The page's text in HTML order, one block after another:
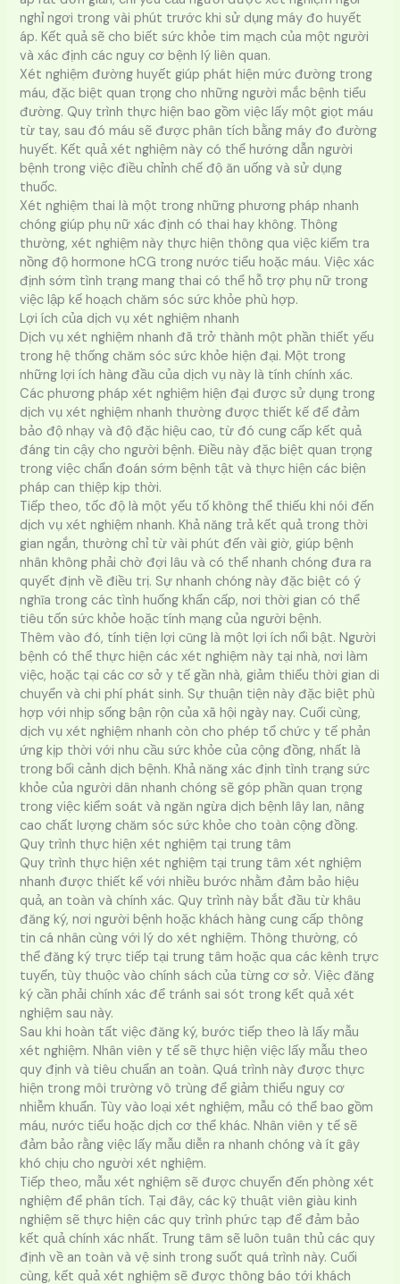
nghỉ ngơi trong vài phút trước khi sử dụng máy đo huyết
áp. Kết quả sẽ cho biết sức khỏe tim mạch của một người
và xác định các nguy cơ bệnh lý liên quan.
Xét nghiệm đường huyết giúp phát hiện mức đường trong
máu, đặc biệt quan trọng cho những người mắc bệnh tiểu
đường. Quy trình thực hiện bao gồm việc lấy một giọt máu
từ tay, sau đó máu sẽ được phân tích bằng máy đo đường
huyết. Kết quả xét nghiệm này có thể hướng dẫn người
bệnh trong việc điều chỉnh chế độ ăn uống và sử dụng
thuốc.
Xét nghiệm thai là một trong những phương pháp nhanh
chóng giúp phụ nữ xác định có thai hay không. Thông
thường, xét nghiệm này thực hiện thông qua việc kiểm tra
nồng độ hormone hCG trong nước tiểu hoặc máu. Việc xác
định sớm tình trạng mang thai có thể hỗ trợ phụ nữ trong
việc lập kế hoạch chăm sóc sức khỏe phù hợp.
Lợi ích của dịch vụ xét nghiệm nhanh
Dịch vụ xét nghiệm nhanh đã trở thành một phần thiết yếu
trong hệ thống chăm sóc sức khỏe hiện đại. Một trong
những lợi ích hàng đầu của dịch vụ này là tính chính xác.
Các phương pháp xét nghiệm hiện đại được sử dụng trong
dịch vụ xét nghiệm nhanh thường được thiết kế để đảm
bảo độ nhạy và độ đặc hiệu cao, từ đó cung cấp kết quả
đáng tin cậy cho người bệnh. Điều này đặc biệt quan trọng
trong việc chẩn đoán sớm bệnh tật và thực hiện các biện
pháp can thiệp kịp thời.
Tiếp theo, tốc độ là một yếu tố không thể thiếu khi nói đến
dịch vụ xét nghiệm nhanh. Khả năng trả kết quả trong thời
gian ngắn, thường chỉ từ vài phút đến vài giờ, giúp bệnh
nhân không phải chờ đợi lâu và có thể nhanh chóng đưa ra
quyết định về điều trị. Sự nhanh chóng này đặc biệt có ý
nghĩa trong các tình huống khẩn cấp, nơi thời gian có thể
tiêu tốn sức khỏe hoặc tính mạng của người bệnh.
Thêm vào đó, tính tiện lợi cũng là một lợi ích nổi bật. Người
bệnh có thể thực hiện các xét nghiệm này tại nhà, nơi làm
việc, hoặc tại các cơ sở y tế gần nhà, giảm thiểu thời gian di
chuyển và chi phí phát sinh. Sự thuận tiện này đặc biệt phù
hợp với nhịp sống bận rộn của xã hội ngày nay. Cuối cùng,
dịch vụ xét nghiệm nhanh còn cho phép tổ chức y tế phản
ứng kịp thời với nhu cầu sức khỏe của cộng đồng, nhất là
trong bối cảnh dịch bệnh. Khả năng xác định tình trạng sức
khỏe của người dân nhanh chóng sẽ góp phần quan trọng
trong việc kiểm soát và ngăn ngừa dịch bệnh lây lan, nâng
cao chất lượng chăm sóc sức khỏe cho toàn cộng đồng.
Quy trình thực hiện xét nghiệm tại trung tâm
Quy trình thực hiện xét nghiệm tại trung tâm xét nghiệm
nhanh được thiết kế với nhiều bước nhằm đảm bảo hiệu
quả, an toàn và chính xác. Quy trình này bắt đầu từ khâu
đăng ký, nơi người bệnh hoặc khách hàng cung cấp thông
tin cá nhân cùng với lý do xét nghiệm. Thông thường, có
thể đăng ký trực tiếp tại trung tâm hoặc qua các kênh trực
tuyến, tùy thuộc vào chính sách của từng cơ sở. Việc đăng
ký cần phải chính xác để tránh sai sót trong kết quả xét
nghiệm sau này.
Sau khi hoàn tất việc đăng ký, bước tiếp theo là lấy mẫu
xét nghiệm. Nhân viên y tế sẽ thực hiện việc lấy mẫu theo
quy định và tiêu chuẩn an toàn. Quá trình này được thực
hiện trong môi trường vô trùng để giảm thiểu nguy cơ
nhiễm khuẩn. Tùy vào loại xét nghiệm, mẫu có thể bao gồm
máu, nước tiểu hoặc dịch cơ thể khác. Nhân viên y tế sẽ
đảm bảo rằng việc lấy mẫu diễn ra nhanh chóng và ít gây
khó chịu cho người xét nghiệm.
Tiếp theo, mẫu xét nghiệm sẽ được chuyển đến phòng xét
nghiệm để phân tích. Tại đây, các kỹ thuật viên giàu kinh
nghiệm sẽ thực hiện các quy trình phức tạp để đảm bảo
kết quả chính xác nhất. Trung tâm sẽ luôn tuân thủ các quy
định về an toàn và vệ sinh trong suốt quá trình này. Cuối
cùng, kết quả xét nghiệm sẽ được thông báo tới khách